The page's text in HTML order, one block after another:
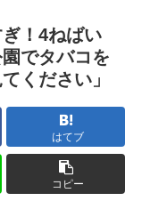
！4ねばい
でタバコを
ください」
はてブ
コピー